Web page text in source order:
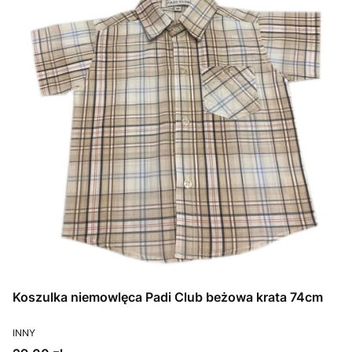
Koszulka niemowlęca Padi Club beżowa krata 74cm
PRODUCENT
INNY